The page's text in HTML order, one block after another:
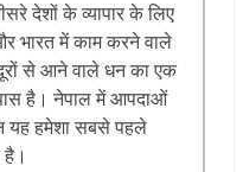
देशों के व्यापार के लिए
भारत में काम करने वाले
से आने वाले धन का एक
पास है। नेपाल में आपदाओं
यह हमेशा सबसे पहले
है।